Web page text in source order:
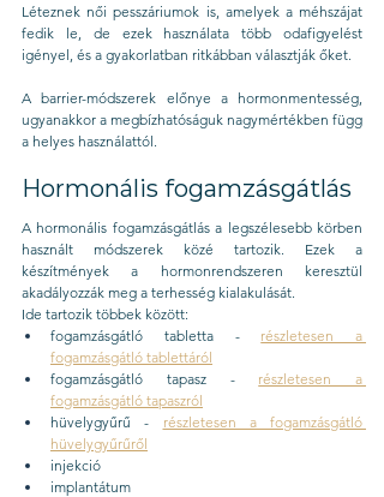
Léteznek női pesszáriumok is, amelyek a méhszájat
fedik le, de ezek használata több odafigyelést
igényel, és a gyakorlatban ritkábban választják őket.
A barrier-módszerek előnye a hormonmentesség,
ugyanakkor a megbízhatóságuk nagymértékben függ
a helyes használattól.
Hormonális fogamzásgátlás
A hormonális fogamzásgátlás a legszélesebb körben
használt módszerek közé tartozik. Ezek a
készítmények a hormonrendszeren keresztül
akadályozzák meg a terhesség kialakulását.
Ide tartozik többek között:
fogamzásgátló tabletta - részletesen a
fogamzásgátló tablettáról
fogamzásgátló tapasz - részletesen a
fogamzásgátló tapaszról
hüvelygyűrű - részletesen a fogamzásgátló
hüvelygyűrűről
injekció
implantátum